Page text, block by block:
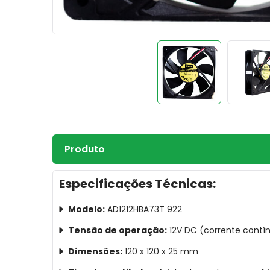
Produto
Especificações Técnicas:
Modelo: AD1212HBA73T 922
Tensão de operação: 12V DC (corrente
Dimensões: 120 x 120 x 25 mm